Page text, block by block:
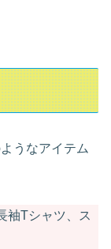
うなアイテム
袖Tシャツ、ス